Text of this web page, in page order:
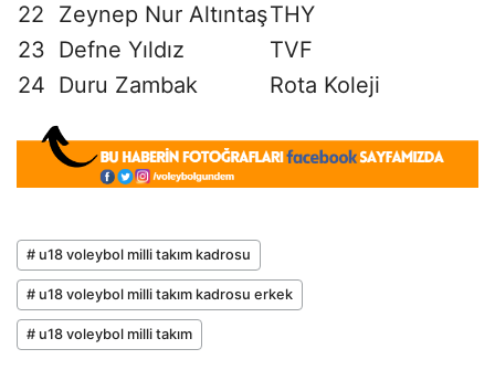
22
Zeynep Nur AltıntaşTHY
23 Defne Yıldız
TVF
24 Duru Zambak Rota Koleji
# u18 voleybol milli takım kadrosu
# u18 voleybol milli takım kadrosu erkek
# u18 voleybol milli takım